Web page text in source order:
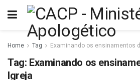
Home Tag Examinando os ensinamentos
Tag: Examinando os
Igreja